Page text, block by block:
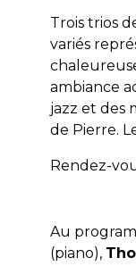
Trois trios
variés
ambiance
jazz et des
de Pierre.
Rendez-
Au
(piano),